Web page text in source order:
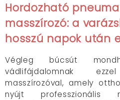
Hordozható
masszírozó: a
hosszú napok után
Végleg búcsút
vádlifájdalomnak
masszírozóval, amely
nyújt professzionális